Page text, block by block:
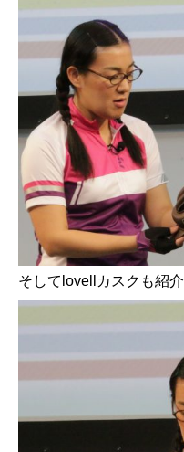
そしてlovellカスクも紹